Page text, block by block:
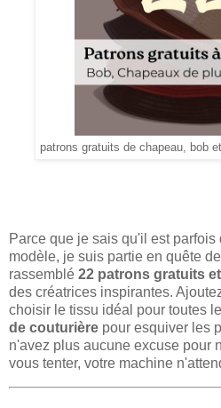
patrons gratuits de chapeau, bob
Parce que je sais qu'il est
modèle, je suis partie en quête
rassemblé 22 patrons gratuits
des créatrices inspirantes.
choisir le tissu idéal pour toutes
de couturière pour esquiver les
n'avez plus aucune excuse pour
vous tenter, votre machine